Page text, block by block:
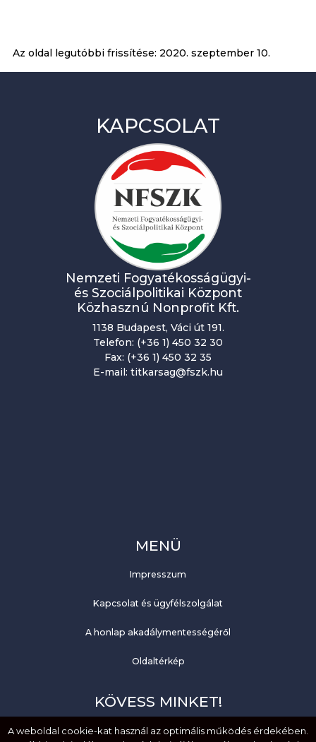
Az oldal legutóbbi frissítése: 2020. szeptember 10.
KAPCSOLAT
Nemzeti Fogyatékosságügyi-
és Szociálpolitikai Központ
Közhasznú Nonprofit Kft.
1138 Budapest, Váci út 191.
Telefon: (+36 1) 450 32 30
Fax: (+36 1) 450 32 35
E-mail: titkarsag@fszk.hu
MENÜ
Impresszum
Kapcsolat és ügyfélszolgálat
A honlap akadálymentességéről
Oldaltérkép
KÖVESS MINKET!
Facebook
A weboldal cookie-kat használ az optimális működés érdekében.